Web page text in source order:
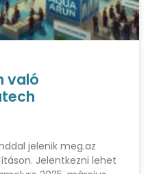
való
jelenik meg.az
Jelentkezni lehet